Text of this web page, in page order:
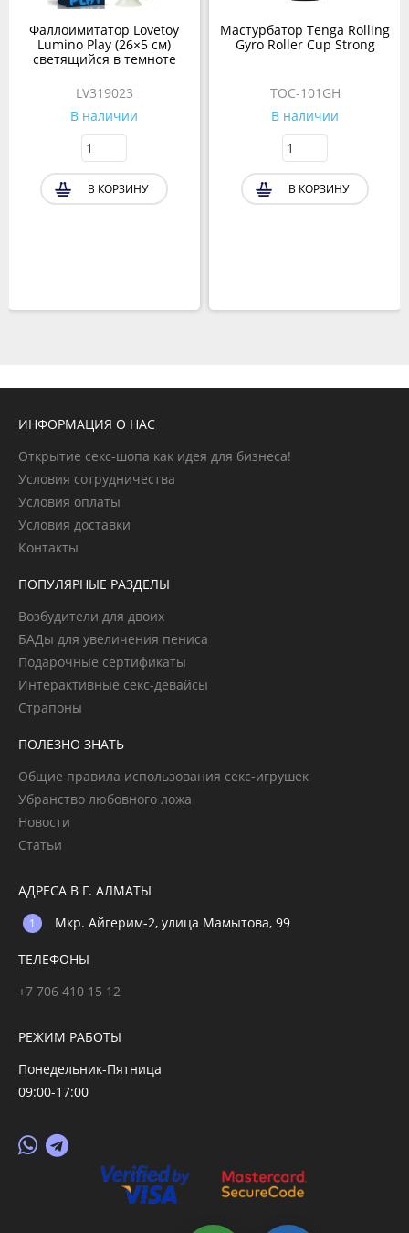
Фаллоимитатор Lovetoy
Lumino Play (26×5 см)
светящийся в темноте
LV319023
В наличии
В КОРЗИНУ
Мастурбатор Tenga Rolling
Gyro Roller Cup Strong
TOC-101GH
В наличии
В КОРЗИНУ
ИНФОРМАЦИЯ О НАС
Открытие секс-шопа как идея для бизнеса!
Условия сотрудничества
Условия оплаты
Условия доставки
Контакты
ПОПУЛЯРНЫЕ РАЗДЕЛЫ
Возбудители для двоих
БАДы для увеличения пениса
Подарочные сертификаты
Интерактивные секс-девайсы
Страпоны
ПОЛЕЗНО ЗНАТЬ
Общие правила использования секс-игрушек
Убранство любовного ложа
Новости
Статьи
АДРЕСА В Г. АЛМАТЫ
Мкр. Айгерим-2, улица Мамытова, 99
ТЕЛЕФОНЫ
+7 706 410 15 12
РЕЖИМ РАБОТЫ
Понедельник-Пятница
09:00-17:00